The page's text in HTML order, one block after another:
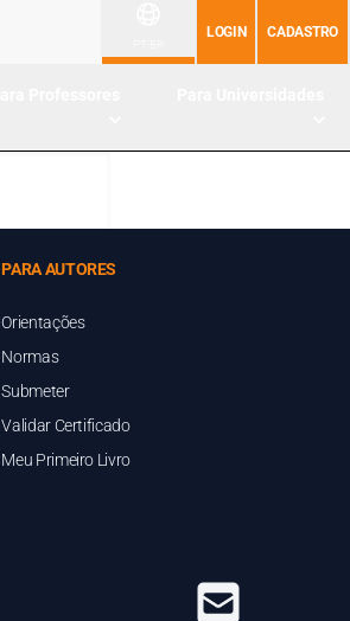
LOGIN CADASTRO
PARA AUTORES
Orientações
Normas
Submeter
Validar Certificado
Meu Primeiro Livro